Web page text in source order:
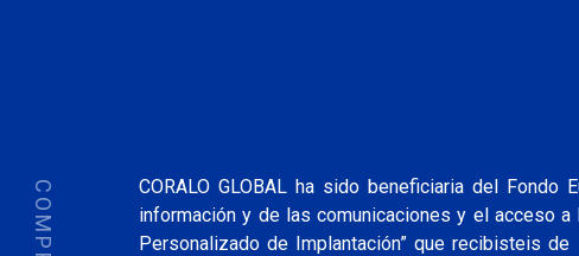
CORALO GLOBAL ha sido beneficiaria del
información y de las comunicaciones y el acceso a
Personalizado de Implantación” que recibisteis